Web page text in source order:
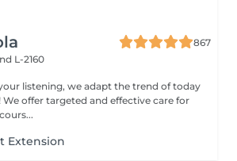
867
L-2160
listening, we adapt the trend of today
offer targeted and effective care for
Extension